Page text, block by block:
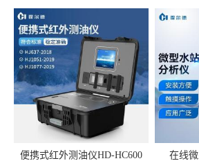
便携式红外测油仪HD-HC600 在线